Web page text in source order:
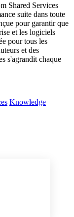
Shared Services
suite dans toute
pour garantir que
et les logiciels
pour tous les
et des
s'agrandit chaque
Knowledge